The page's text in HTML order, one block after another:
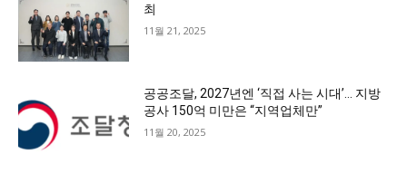
최
11월 21, 2025
공공조달, 2027년엔 ‘직접 사는 시대’… 지방
공사 150억 미만은 “지역업체만”
11월 20, 2025